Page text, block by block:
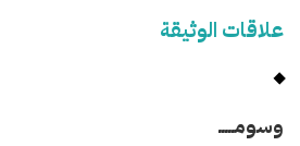
علاقات الوثيقة
وسومـــــ